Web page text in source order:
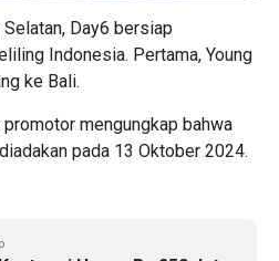
Day6 bersiap
Indonesia. Pertama, Young
ke Bali.
mengungkap bahwa
pada 13 Oktober 2024.